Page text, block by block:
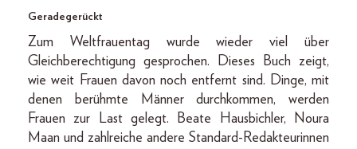
Geradegerückt
Zum Weltfrauentag wurde wieder viel über
Gleichberechtigung gesprochen. Dieses Buch zeigt,
wie weit Frauen davon noch entfernt sind. Dinge, mit
denen berühmte Männer durchkommen, werden
Frauen zur Last gelegt. Beate Hausbichler, Noura
Maan und zahlreiche andere Standard-Redakteurinnen